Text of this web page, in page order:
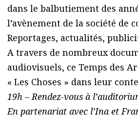
dans le balbutiement des
l’avènement de la société de
Reportages, actualités,
A travers de nombreux
audiovisuels, ce Temps des
« Les Choses » dans leur
19h – Rendez-vous à
En partenariat avec l’Ina et